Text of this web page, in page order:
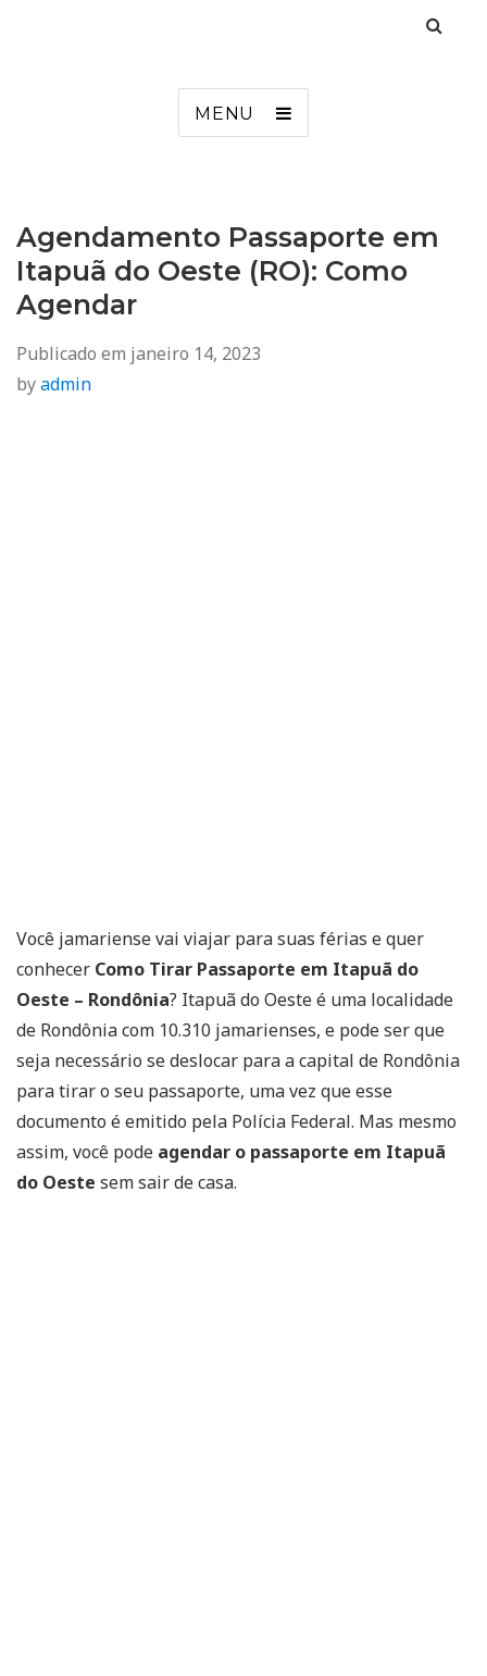
MENU
Agendamento Passaporte em
Itapuã do Oeste (RO): Como
Agendar
Publicado em janeiro 14, 2023
byadmin
Você jamariense vai viajar para suas férias e quer
conhecer Como Tirar Passaporte em Itapuã do
Oeste – Rondônia? Itapuã do Oeste é uma localidade
de Rondônia com 10.310 jamarienses, e pode ser que
seja necessário se deslocar para a capital de Rondônia
para tirar o seu passaporte, uma vez que esse
documento é emitido pela Polícia Federal. Mas mesmo
assim, você pode agendar o passaporte em Itapuã
do Oeste sem sair de casa.